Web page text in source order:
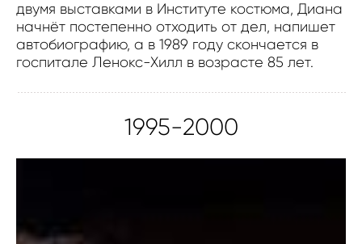
двумя выставками в Институте костюма, Диана
начнёт постепенно отходить от дел, напишет
автобиографию, а в 1989 году скончается в
госпитале Ленокс-Хилл в возрасте 85 лет.
1995-2000